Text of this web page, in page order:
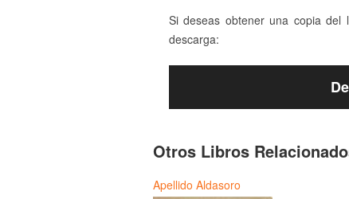
Si deseas obtener una copia del
descarga:
Otros Libros
Apellido Aldasoro